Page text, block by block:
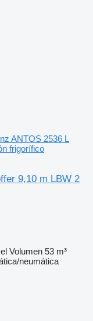
ANTOS 2536 L
frigorífico
9,10 m LBW 2
Volumen 53 m³
neumática